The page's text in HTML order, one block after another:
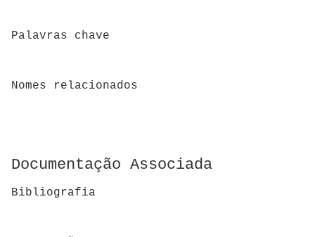
Palavras chave
Nomes relacionados
Documentação Associada
Bibliografia